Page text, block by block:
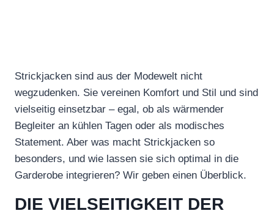
Strickjacken sind aus der Modewelt nicht
wegzudenken. Sie vereinen Komfort und Stil und sind
vielseitig einsetzbar – egal, ob als wärmender
Begleiter an kühlen Tagen oder als modisches
Statement. Aber was macht Strickjacken so
besonders, und wie lassen sie sich optimal in die
Garderobe integrieren? Wir geben einen Überblick.
DIE VIELSEITIGKEIT DER